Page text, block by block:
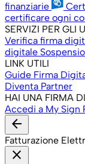
finanziarie
certificare ogni
SERVIZI PER GLI
Verifica firma
digitale
LINK UTILI
Guide Firma
Diventa Partner
HAI UNA FIRMA
Accedi a My Sign
arrow_back
Fatturazione
close